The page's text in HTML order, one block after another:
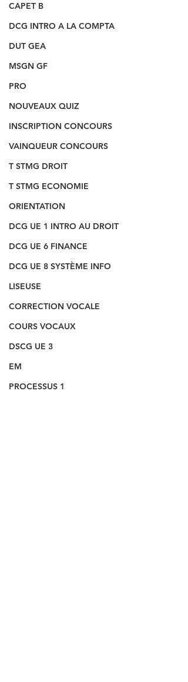
CAPET B
DCG INTRO A LA COMPTA
DUT GEA
MSGN GF
PRO
NOUVEAUX QUIZ
INSCRIPTION CONCOURS
VAINQUEUR CONCOURS
T STMG DROIT
T STMG ECONOMIE
ORIENTATION
DCG UE 1 INTRO AU DROIT
DCG UE 6 FINANCE
DCG UE 8 SYSTÈME INFO
LISEUSE
CORRECTION VOCALE
COURS VOCAUX
DSCG UE 3
EM
PROCESSUS 1